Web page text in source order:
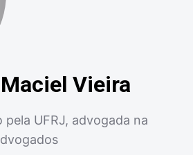
Vieira
UFRJ, advogada na